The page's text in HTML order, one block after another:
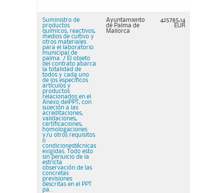
Suministro de
productos
químicos, reactivos,
medios de cultivo y
otros materiales
para el laboratorio
municipal de
palma. / El objeto
del contrato abarca
la totalidad de
todos y cada uno
de los específicos
artículos y
productos
relacionados en el
Anexo delPPT, con
sujeción a las
acreditaciones,
validaciones,
certificaciones,
homologaciones
y/u otros requisitos
o
condicionestécnicas
exigidas. Todo esto
sin perjuicio de la
estricta
observación de las
concretas
previsiones
descritas en el PPT
pa...
Ayuntamiento
de Palma de
Mallorca
425785,14
EUR